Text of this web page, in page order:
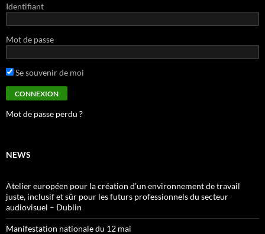
Identifiant
Mot de passe
Se souvenir de moi
Mot de passe perdu ?
NEWS
Atelier européen pour la création d’un environnement de travail
juste, inclusif et sûr pour les futurs professionnels du secteur
audiovisuel – Dublin
Manifestation nationale du 12 mai